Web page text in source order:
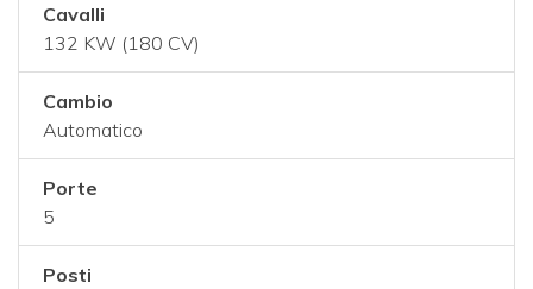
Cavalli
132 KW (180 CV)
Cambio
Automatico
Porte
5
Posti